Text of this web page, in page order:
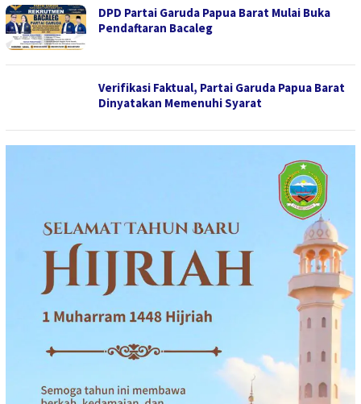
DPD Partai Garuda Papua Barat Mulai Buka
Pendaftaran Bacaleg
Verifikasi Faktual, Partai Garuda Papua Barat
Dinyatakan Memenuhi Syarat